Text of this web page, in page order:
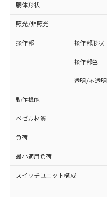
胴体形状
照光/非照光
操作部 操作部形状
操作部色
透明/不透明
動作機能
ベゼル材質
負荷
最小適用負荷
スイッチユニット構成